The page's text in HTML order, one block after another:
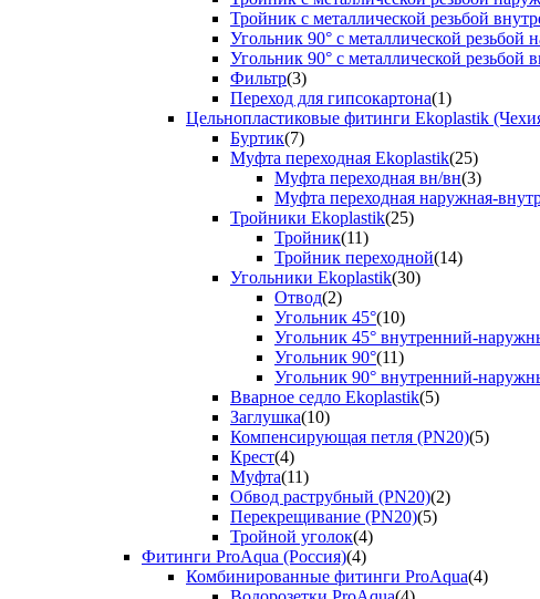
Тройник с металлической резьбой
Угольник 90° с металлической резьбой
Угольник 90° с металлической резьбой
Фильтр(3)
Переход для гипсокартона(1)
Цельнопластиковые фитинги Ekoplastik
Буртик(7)
Муфта переходная Ekoplastik(25)
Муфта переходная вн/вн(3)
Муфта переходная наружная-
Тройники Ekoplastik(25)
Тройник(11)
Тройник переходной(14)
Угольники Ekoplastik(30)
Отвод(2)
Угольник 45°(10)
Угольник 45° внутренний-
Угольник 90°(11)
Угольник 90° внутренний-
Вварное седло Ekoplastik(5)
Заглушка(10)
Компенсирующая петля (PN20)(5)
Крест(4)
Муфта(11)
Обвод раструбный (PN20)(2)
Перекрещивание (PN20)(5)
Тройной уголок(4)
Фитинги ProAqua (Россия)(4)
Комбинированные фитинги ProAqua(4)